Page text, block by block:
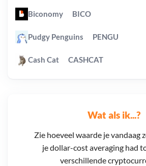
Wat als ik...?
Zie hoeveel waarde je vandaag
je dollar-cost averaging had
verschillende
Biconomy BICO
Pudgy Penguins PENGU
Cash Cat CASHCAT